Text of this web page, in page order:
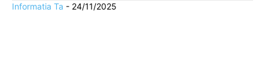
Informatia Ta - 24/11/2025